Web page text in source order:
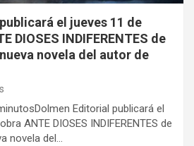
el jueves 11 de
DIOSES INDIFERENTES de
novela del autor de
Editorial publicará el
ANTE DIOSES INDIFERENTES de
novela del…